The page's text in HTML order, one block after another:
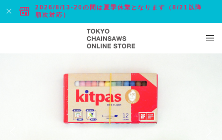
2026/8/13-20の間は夏季休業となります（8/21以降
順次対応）